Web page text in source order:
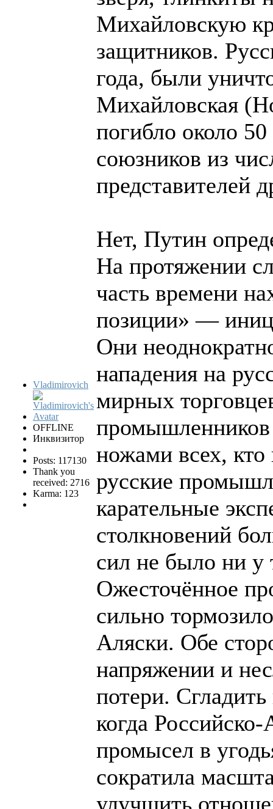
Vladimirovich
OFFLINE
Инквизитор
Posts: 117130
Thank you
received: 2716
Karma: 123
Михайловскую
защитников.
года, были
Михайловская
погибло около
союзников из
представителей
Нет, Путин
На протяжении
часть времени
позиции» —
Они
нападения на
мирных
промышленников
ножами всех,
русские
карательные
столкновений
сил не было ни у
Ожесточённое
сильно
Аляски. Обе
напряжении и
потери.
когда
промысел в
сократила
улучшить